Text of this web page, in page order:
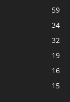
59
34
32
19
16
15